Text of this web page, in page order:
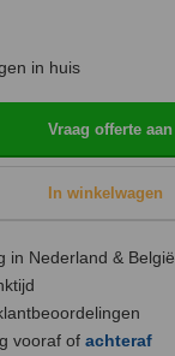
in huis
Vraag offerte aan
In winkelwagen
in Nederland & België
vooraf of achteraf